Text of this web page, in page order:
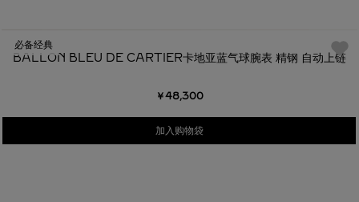
BALLON BLEU DE CARTIER卡地亚蓝气球腕表 精钢 自动上链
￥48,300
加入购物袋
必备经典